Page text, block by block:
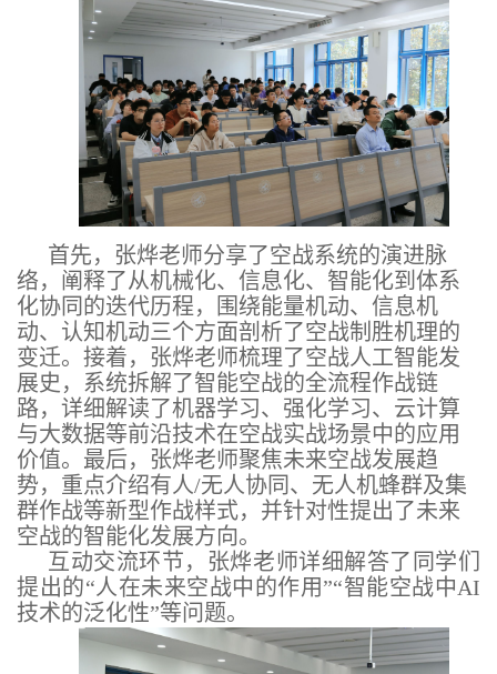
首先，张烨老师分享了空战系统的演进脉
络，阐释了从机械化、信息化、智能化到体系
化协同的迭代历程，围绕能量机动、信息机
动、认知机动三个方面剖析了空战制胜机理的
变迁。接着，张烨老师梳理了空战人工智能发
展史，系统拆解了智能空战的全流程作战链
路，详细解读了机器学习、强化学习、云计算
与大数据等前沿技术在空战实战场景中的应用
价值。最后，张烨老师聚焦未来空战发展趋
势，重点介绍有人/无人协同、无人机蜂群及集
群作战等新型作战样式，并针对性提出了未来
空战的智能化发展方向。
互动交流环节，张烨老师详细解答了同学们
提出的“人在未来空战中的作用”“智能空战中AI
技术的泛化性”等问题。